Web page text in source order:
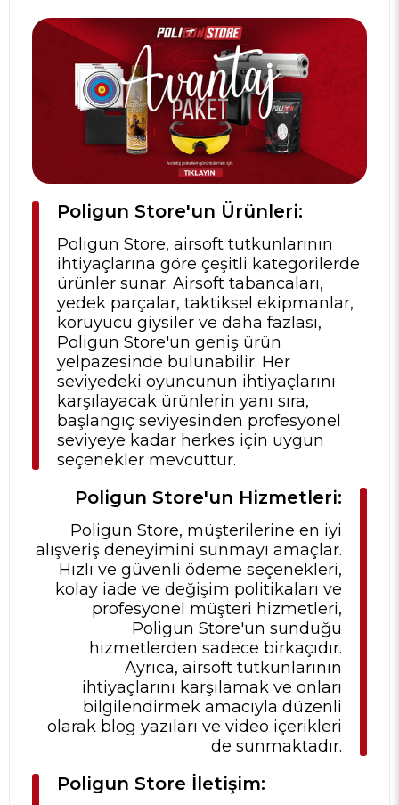
Poligun Store'un Ürünleri:
Poligun Store, airsoft tutkunlarının
ihtiyaçlarına göre çeşitli kategorilerde
ürünler sunar. Airsoft tabancaları,
yedek parçalar, taktiksel ekipmanlar,
koruyucu giysiler ve daha fazlası,
Poligun Store'un geniş ürün
yelpazesinde bulunabilir. Her
seviyedeki oyuncunun ihtiyaçlarını
karşılayacak ürünlerin yanı sıra,
başlangıç seviyesinden profesyonel
seviyeye kadar herkes için uygun
seçenekler mevcuttur.
Poligun Store'un Hizmetleri:
Poligun Store, müşterilerine en iyi
alışveriş deneyimini sunmayı amaçlar.
Hızlı ve güvenli ödeme seçenekleri,
kolay iade ve değişim politikaları ve
profesyonel müşteri hizmetleri,
Poligun Store'un sunduğu
hizmetlerden sadece birkaçıdır.
Ayrıca, airsoft tutkunlarının
ihtiyaçlarını karşılamak ve onları
bilgilendirmek amacıyla düzenli
olarak blog yazıları ve video içerikleri
de sunmaktadır.
Poligun Store İletişim: